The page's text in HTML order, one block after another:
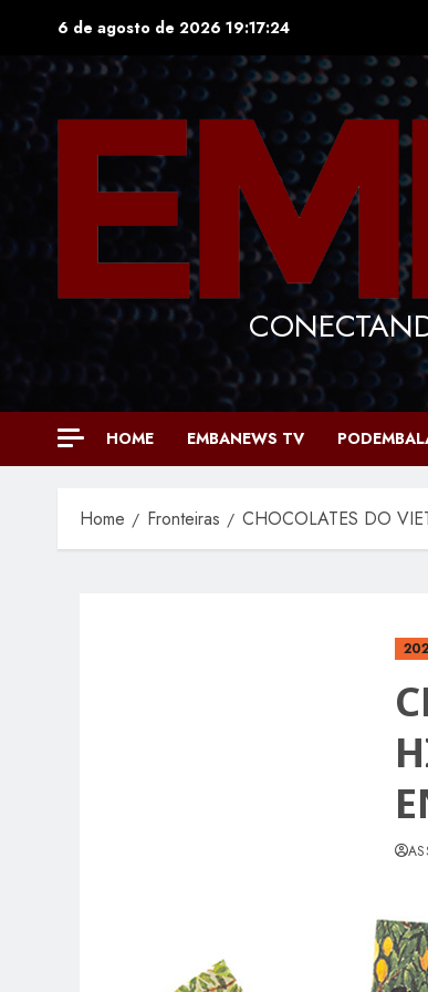
content
6 de agosto de 2026 19:17:26
HOME EMBANEWS TV
Home Fronteiras CHOCOLATES DO